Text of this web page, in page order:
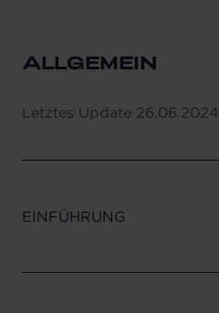
ALLGEMEIN
Letztes Update 26.06.2024
EINFÜHRUNG